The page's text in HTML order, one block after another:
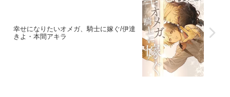
幸せになりたいオメガ、騎士に嫁ぐ/伊達
きよ・本間アキラ